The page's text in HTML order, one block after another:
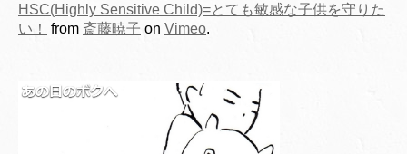
HSC(Highly Sensitive Child)=とても敏感な子供を守りた
い！
from 斎藤暁子 on Vimeo.